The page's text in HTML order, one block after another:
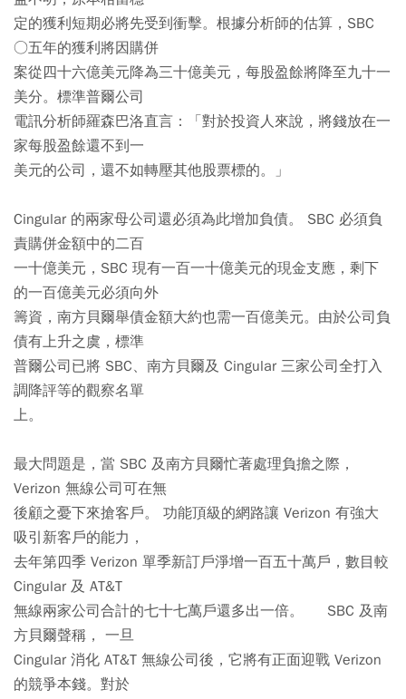
定的獲利短期必將先受到衝擊。根據分析師的估算，SBC
○五年的獲利將因購併
案從四十六億美元降為三十億美元，每股盈餘將降至九十一
美分。標準普爾公司
電訊分析師羅森巴洛直言：「對於投資人來說，將錢放在一
家每股盈餘還不到一
美元的公司，還不如轉壓其他股票標的。」
Cingular 的兩家母公司還必須為此增加負債。 SBC 必須負
責購併金額中的二百
一十億美元，SBC 現有一百一十億美元的現金支應，剩下
的一百億美元必須向外
籌資，南方貝爾舉債金額大約也需一百億美元。由於公司負
債有上升之虞，標準
普爾公司已將 SBC、南方貝爾及 Cingular 三家公司全打入
調降評等的觀察名單
上。
最大問題是，當 SBC 及南方貝爾忙著處理負擔之際，
Verizon 無線公司可在無
後顧之憂下來搶客戶。 功能頂級的網路讓 Verizon 有強大
吸引新客戶的能力，
去年第四季 Verizon 單季新訂戶淨增一百五十萬戶，數目較
Cingular 及 AT&T
無線兩家公司合計的七十七萬戶還多出一倍。 SBC 及南
方貝爾聲稱， 一旦
Cingular 消化 AT&T 無線公司後，它將有正面迎戰 Verizon
的競爭本錢。對於